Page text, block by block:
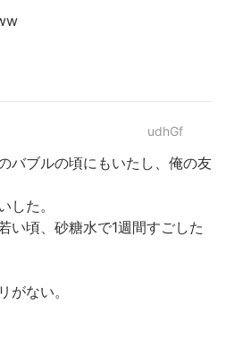
udhGf
バブルの頃にもいたし、俺の友
した。
い頃、砂糖水で1週間すごした
がない。